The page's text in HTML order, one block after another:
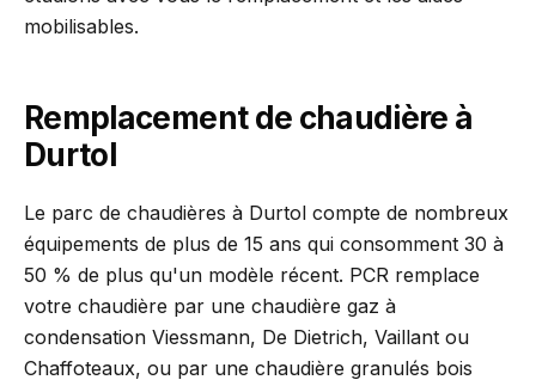
mobilisables.
Remplacement de chaudière à
Durtol
Le parc de chaudières à Durtol compte de nombreux
équipements de plus de 15 ans qui consomment 30 à
50 % de plus qu'un modèle récent. PCR remplace
votre chaudière par une chaudière gaz à
condensation Viessmann, De Dietrich, Vaillant ou
Chaffoteaux, ou par une chaudière granulés bois